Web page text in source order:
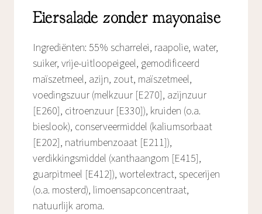
Eiersalade zonder mayonaise
Ingrediënten: 55% scharrelei, raapolie, water,
suiker, vrije-uitloopeigeel, gemodificeerd
maïszetmeel, azijn, zout, maïszetmeel,
voedingszuur (melkzuur [E270], azijnzuur
[E260], citroenzuur [E330]), kruiden (o.a.
bieslook), conserveermiddel (kaliumsorbaat
[E202], natriumbenzoaat [E211]),
verdikkingsmiddel (xanthaangom [E415],
guarpitmeel [E412]), wortelextract, specerijen
(o.a. mosterd), limoensapconcentraat,
natuurlijk aroma.